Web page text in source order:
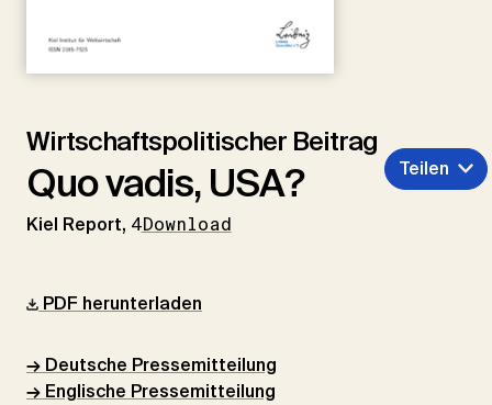
Wirtschaftspolitischer Beitrag
Quo vadis, USA?
Kiel Report, 4Download
Teilen
PDF herunterladen
→ Deutsche Pressemitteilung
→ Englische Pressemitteilung